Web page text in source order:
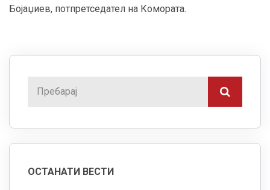
Бојаџиев, потпретседател на Комората.
ОСТАНАТИ ВЕСТИ